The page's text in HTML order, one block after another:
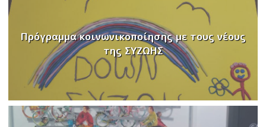
Πρόγραμμα κοινωνικοποίησης με τους νέους
της ΣΥΖΩΗΣ